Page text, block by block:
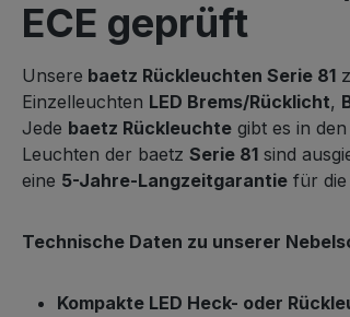
ECE geprüft
Unsere baetz Rückleuchten Serie 81
Einzelleuchten LED Brems/Rücklicht,
Jede baetz Rückleuchte gibt es in
Leuchten der baetz Serie 81 sind
eine 5-Jahre-Langzeitgarantie für die
Technische Daten zu unserer
Kompakte LED Heck- oder